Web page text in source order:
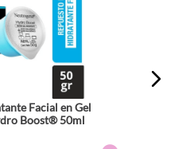
Facial en Gel
Boost® 50ml